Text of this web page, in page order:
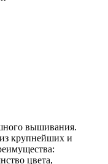
вышивания.
крупнейших и
цвета,